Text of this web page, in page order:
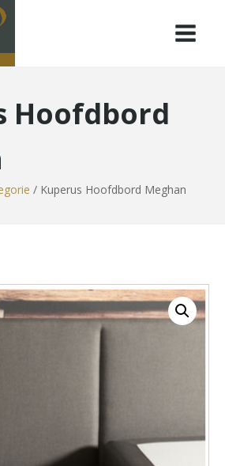
Hoofdbord
/ Kuperus Hoofdbord Meghan